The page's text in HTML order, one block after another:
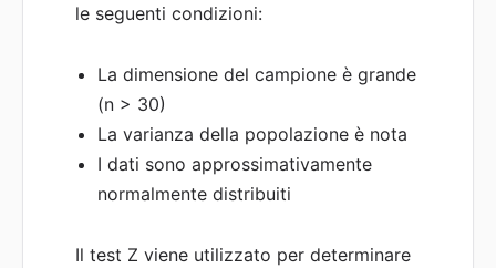
le seguenti condizioni:
La dimensione del campione è grande
(n > 30)
La varianza della popolazione è nota
I dati sono approssimativamente
normalmente distribuiti
Il test Z viene utilizzato per determinare